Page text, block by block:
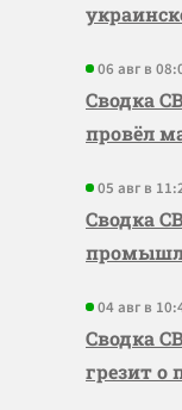
06 авг в
Сводка
провёл
05 авг в
Сводка
04 авг в
Сводка
грезит о